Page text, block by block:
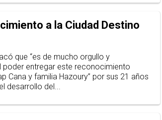
a la Ciudad Destino
que “es de mucho orgullo y
entregar este reconocimiento
Cana y familia Hazoury” por sus 21 años
desarrollo del...